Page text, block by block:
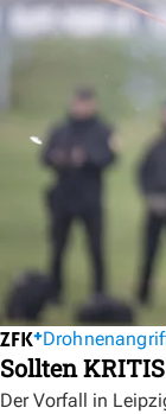
Sollten
Der Vorfall in